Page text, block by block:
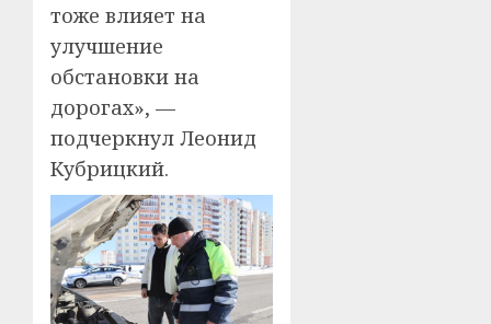
тоже влияет на
улучшение
обстановки на
дорогах», —
подчеркнул Леонид
Кубрицкий.